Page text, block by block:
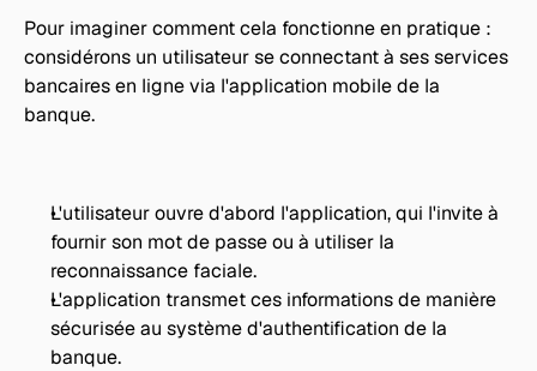
Pour imaginer comment cela fonctionne en pratique :
considérons un utilisateur se connectant à ses services
bancaires en ligne via l'application mobile de la
banque.
L'utilisateur ouvre d'abord l'application, qui l'invite à
fournir son mot de passe ou à utiliser la
reconnaissance faciale.
L'application transmet ces informations de manière
sécurisée au système d'authentification de la
banque.